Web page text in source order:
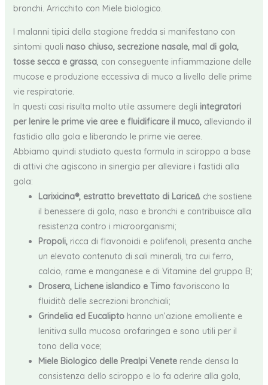
bronchi. Arricchito con Miele biologico.
I malanni tipici della stagione fredda si manifestano con
sintomi quali naso chiuso, secrezione nasale, mal di gola,
tosse secca e grassa, con conseguente infiammazione delle
mucose e produzione eccessiva di muco a livello delle prime
vie respiratorie.
In questi casi risulta molto utile assumere degli integratori
per lenire le prime vie aree e fluidificare il muco,alleviando il
fastidio alla gola e liberando le prime vie aeree.
Abbiamo quindi studiato questa formula in sciroppo a base
di attivi che agiscono in sinergia per alleviare i fastidi alla
gola:
Larixicina®, estratto brevettato di Larice∆che sostiene
il benessere di gola, naso e bronchi e contribuisce alla
resistenza contro i microorganismi;
Propoli,ricca di flavonoidi e polifenoli, presenta anche
un elevato contenuto di sali minerali, tra cui ferro,
calcio, rame e manganese e di Vitamine del gruppo B;
Drosera, Lichene islandico e Timofavoriscono la
fluidità delle secrezioni bronchiali;
Grindelia ed Eucaliptohanno un’azione emolliente e
lenitiva sulla mucosa orofaringea e sono utili per il
tono della voce;
Miele Biologico delle Prealpi Veneterende densa la
consistenza dello sciroppo e lo fa aderire alla gola,